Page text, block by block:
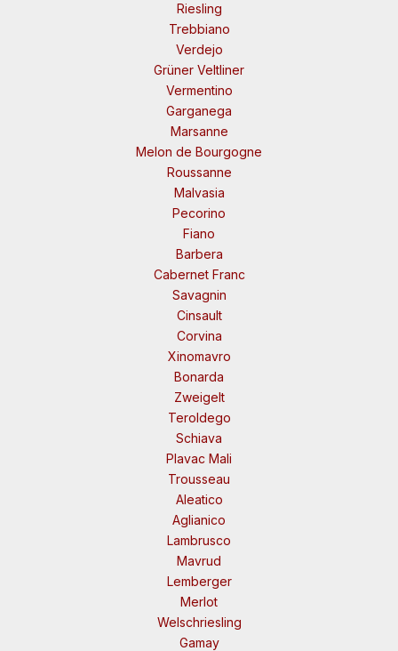
Riesling
Trebbiano
Verdejo
Grüner Veltliner
Vermentino
Garganega
Marsanne
Melon de Bourgogne
Roussanne
Malvasia
Pecorino
Fiano
Barbera
Cabernet Franc
Savagnin
Cinsault
Corvina
Xinomavro
Bonarda
Zweigelt
Teroldego
Schiava
Plavac Mali
Trousseau
Aleatico
Aglianico
Lambrusco
Mavrud
Lemberger
Merlot
Welschriesling
Gamay